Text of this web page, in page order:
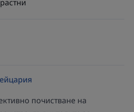
почистване на